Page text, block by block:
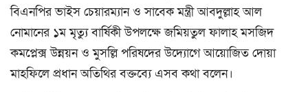
বিএনপির ভাইস চেয়ারম্যান ও সাবেক মন্ত্রী আবদুল্লাহ আল
নোমানের ১ম মৃত্যু বার্ষিকী উপলক্ষে জমিয়তুল ফালাহ মসজিদ
কমপ্লেক্স উন্নয়ন ও মুসল্লি পরিষদের উদ্যোগে আয়োজিত দোয়া
মাহফিলে প্রধান অতিথির বক্তব্যে এসব কথা বলেন।